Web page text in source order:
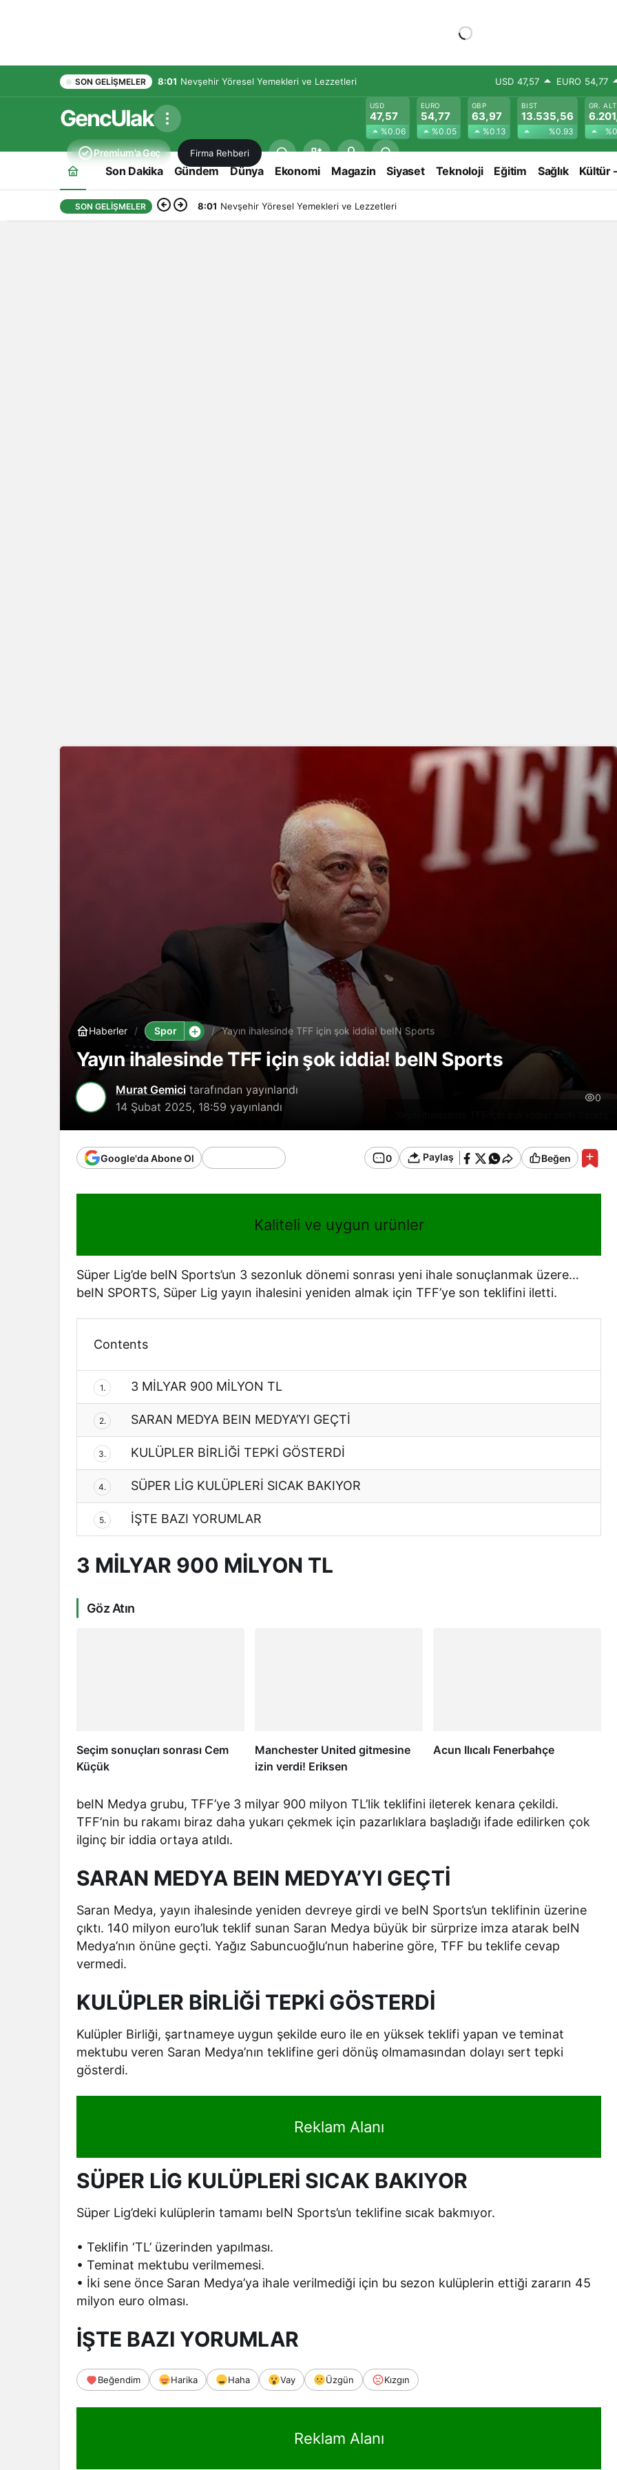
SON GELIŞMELER 8:01 Nevşehir Yöresel Yemekleri ve Lezzetleri USD 47,57 EURO 54,77
GencUlak USD
47,57
%0.06
EURO
54,77
%0.05
GBP
63,97
%0.13
BIST
13.535,56
%0.93
GR.
Premium'a Geç Firma Rehberi
Son Dakika Gündem Dünya Ekonomi Magazin Siyaset Teknoloji Eğitim Sağlık Kültür
SON GELIŞMELER 8:01 Nevşehir Yöresel Yemekleri ve Lezzetleri
Haberler Spor Yayın ihalesinde TFF için şok iddia! beIN Sports
Yayın ihalesinde TFF için şok iddia! beIN Sports
Murat Gemici tarafından yayınlandı
14 Şubat 2025, 18:59 yayınlandı
0
Google'da Abone Ol 0 Paylaş Beğen
Kaliteli ve uygun urünler
Süper Lig’de beIN Sports’un 3 sezonluk dönemi sonrası yeni ihale sonuçlanmak üzere…
beIN SPORTS, Süper Lig yayın ihalesini yeniden almak için TFF’ye son teklifini iletti.
Contents
1. 3 MİLYAR 900 MİLYON TL
2. SARAN MEDYA BEIN MEDYA’YI GEÇTİ
3. KULÜPLER BİRLİĞİ TEPKİ GÖSTERDİ
4. SÜPER LİG KULÜPLERİ SICAK BAKIYOR
5. İŞTE BAZI YORUMLAR
3 MİLYAR 900 MİLYON TL
Göz Atın
Seçim sonuçları sonrası Cem
Küçük
Manchester United gitmesine
izin verdi! Eriksen
Acun Ilıcalı Fenerbahçe
beIN Medya grubu, TFF’ye 3 milyar 900 milyon TL’lik teklifini ileterek kenara çekildi.
TFF’nin bu rakamı biraz daha yukarı çekmek için pazarlıklara başladığı ifade edilirken çok
ilginç bir iddia ortaya atıldı.
SARAN MEDYA BEIN MEDYA’YI GEÇTİ
Saran Medya, yayın ihalesinde yeniden devreye girdi ve beIN Sports’un teklifinin üzerine
çıktı. 140 milyon euro’luk teklif sunan Saran Medya büyük bir sürprize imza atarak beIN
Medya’nın önüne geçti. Yağız Sabuncuoğlu’nun haberine göre, TFF bu teklife cevap
vermedi.
KULÜPLER BİRLİĞİ TEPKİ GÖSTERDİ
Kulüpler Birliği, şartnameye uygun şekilde euro ile en yüksek teklifi yapan ve teminat
mektubu veren Saran Medya’nın teklifine geri dönüş olmamasından dolayı sert tepki
gösterdi.
Reklam Alanı
SÜPER LİG KULÜPLERİ SICAK BAKIYOR
Süper Lig’deki kulüplerin tamamı beIN Sports’un teklifine sıcak bakmıyor.
• Teklifin ‘TL’ üzerinden yapılması.
• Teminat mektubu verilmemesi.
• İki sene önce Saran Medya’ya ihale verilmediği için bu sezon kulüplerin ettiği zararın 45
milyon euro olması.
İŞTE BAZI YORUMLAR
Beğendim Harika Haha Vay Üzgün Kızgın
Reklam Alanı